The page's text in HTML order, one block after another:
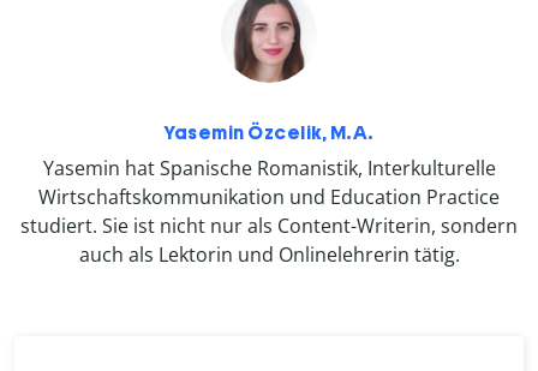
Yasemin Özcelik, M.A.
Yasemin hat Spanische Romanistik, Interkulturelle
Wirtschaftskommunikation und Education Practice
studiert. Sie ist nicht nur als Content-Writerin, sondern
auch als Lektorin und Onlinelehrerin tätig.